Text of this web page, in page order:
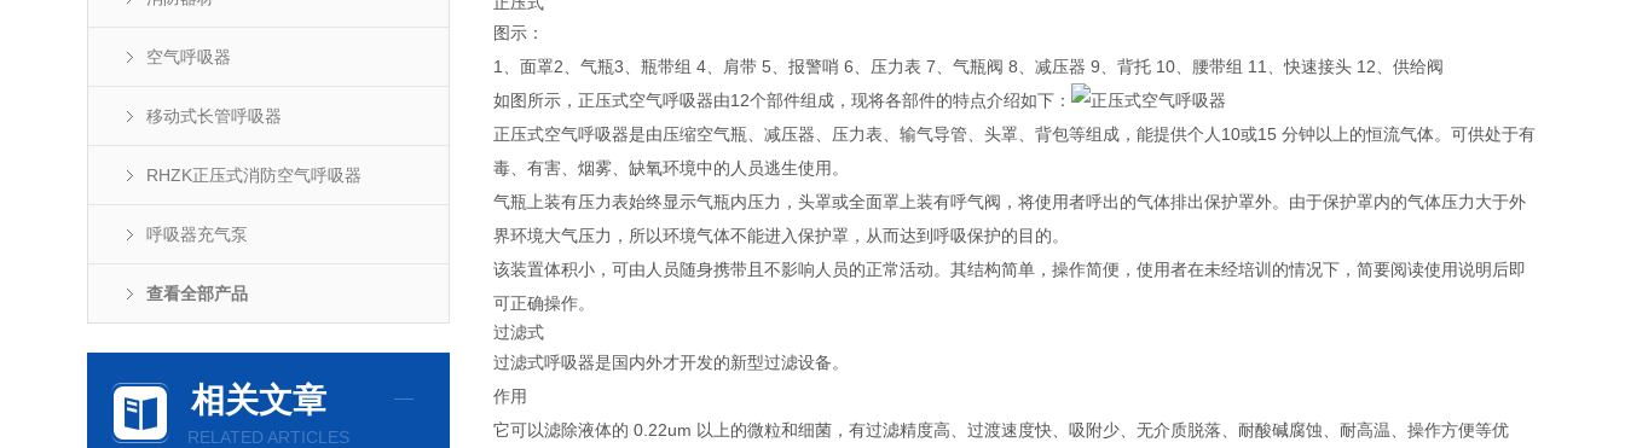
空气呼吸器
移动式长管呼吸器
RHZK正压式消防空气呼吸器
呼吸器充气泵
查看全部产品
相关文章
RELATED ARTICLES
图示：
1、面罩2、气瓶3、瓶带组 4、肩带 5、报警哨 6、压力表 7、气瓶阀 8、减压器 9、背托 10、腰带组 11、快速接头 12、供给阀
如图所示，正压式空气呼吸器由12个部件组成，现将各部件的特点介绍如下：
正压式空气呼吸器是由压缩空气瓶、减压器、压力表、输气导管、头罩、背包等组成，能提供个人10或15 分钟以上的恒流气体。可供处于有
毒、有害、烟雾、缺氧环境中的人员逃生使用。
气瓶上装有压力表始终显示气瓶内压力，头罩或全面罩上装有呼气阀，将使用者呼出的气体排出保护罩外。由于保护罩内的气体压力大于外
界环境大气压力，所以环境气体不能进入保护罩，从而达到呼吸保护的目的。
该装置体积小，可由人员随身携带且不影响人员的正常活动。其结构简单，操作简便，使用者在未经培训的情况下，简要阅读使用说明后即
可正确操作。
过滤式
过滤式呼吸器是国内外才开发的新型过滤设备。
作用
它可以滤除液体的 0.22um 以上的微粒和细菌，有过滤精度高、过渡速度快、吸附少、无介质脱落、耐酸碱腐蚀、耐高温、操作方便等优